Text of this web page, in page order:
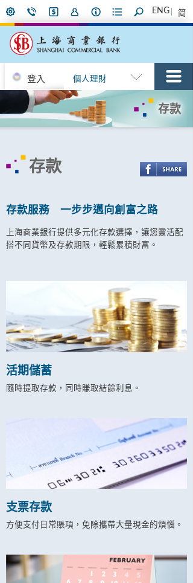
ENG 简
登入 個人理財
存款
存款
存款服務 一步步邁向創富之路
上海商業銀行提供多元化存款選擇，讓您靈活配
搭不同貨幣及存款期限，輕鬆累積財富。
活期儲蓄
隨時提取存款，同時賺取結餘利息。
支票存款
方便支付日常賬項，免除攜帶大量現金的煩惱。